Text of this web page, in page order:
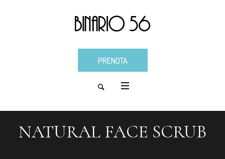
PRENOTA
NATURAL FACE SCRUB